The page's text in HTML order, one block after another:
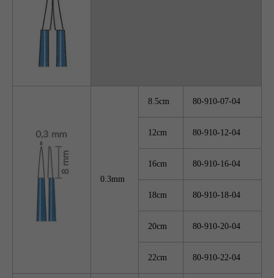
0.3mm
8.5cm 80-910-07-04
12cm 80-910-12-04
16cm 80-910-16-04
18cm 80-910-18-04
20cm 80-910-20-04
22cm 80-910-22-04